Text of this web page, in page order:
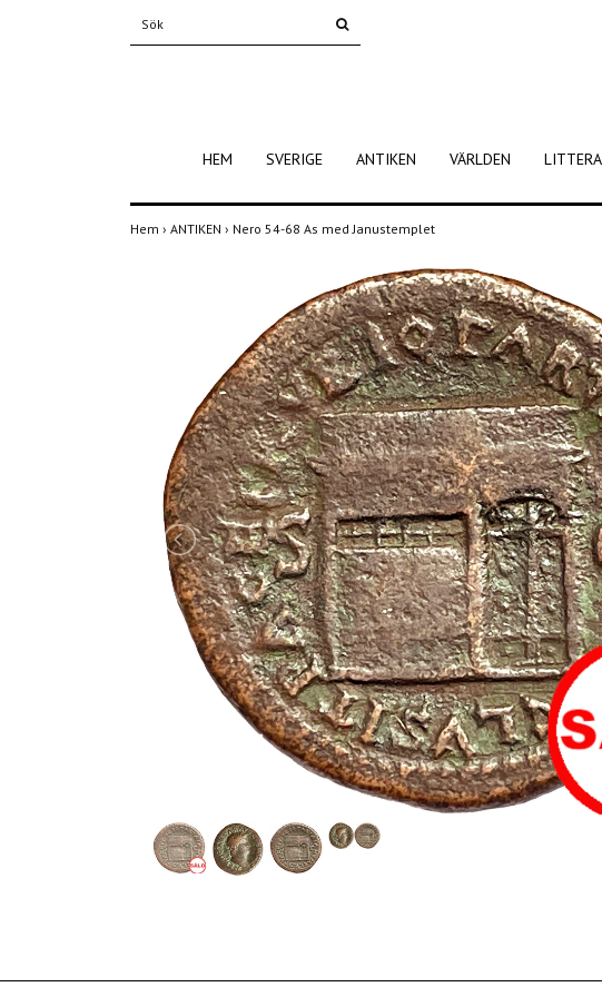
HEM SVERIGE ANTIKEN VÄRLDEN
Hem › ANTIKEN › Nero 54-68 As med Janustemplet